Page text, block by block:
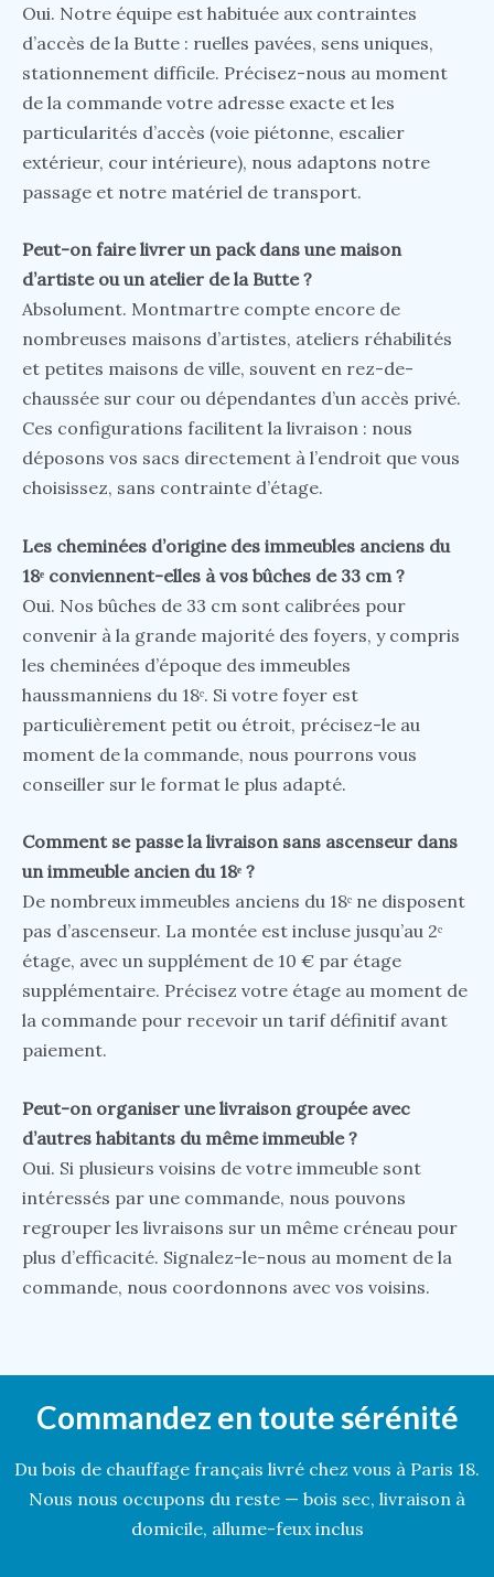
Oui. Notre équipe est habituée aux contraintes
d’accès de la Butte : ruelles pavées, sens uniques,
stationnement difficile. Précisez-nous au moment
de la commande votre adresse exacte et les
particularités d’accès (voie piétonne, escalier
extérieur, cour intérieure), nous adaptons notre
passage et notre matériel de transport.
Peut-on faire livrer un pack dans une maison
d’artiste ou un atelier de la Butte ?
Absolument. Montmartre compte encore de
nombreuses maisons d’artistes, ateliers réhabilités
et petites maisons de ville, souvent en rez-de-
chaussée sur cour ou dépendantes d’un accès privé.
Ces configurations facilitent la livraison : nous
déposons vos sacs directement à l’endroit que vous
choisissez, sans contrainte d’étage.
Les cheminées d’origine des immeubles anciens du
18ᵉ conviennent-elles à vos bûches de 33 cm ?
Oui. Nos bûches de 33 cm sont calibrées pour
convenir à la grande majorité des foyers, y compris
les cheminées d’époque des immeubles
haussmanniens du 18ᵉ. Si votre foyer est
particulièrement petit ou étroit, précisez-le au
moment de la commande, nous pourrons vous
conseiller sur le format le plus adapté.
Comment se passe la livraison sans ascenseur dans
un immeuble ancien du 18ᵉ ?
De nombreux immeubles anciens du 18ᵉ ne disposent
pas d’ascenseur. La montée est incluse jusqu’au 2ᵉ
étage, avec un supplément de 10 € par étage
supplémentaire. Précisez votre étage au moment de
la commande pour recevoir un tarif définitif avant
paiement.
Peut-on organiser une livraison groupée avec
d’autres habitants du même immeuble ?
Oui. Si plusieurs voisins de votre immeuble sont
intéressés par une commande, nous pouvons
regrouper les livraisons sur un même créneau pour
plus d’efficacité. Signalez-le-nous au moment de la
commande, nous coordonnons avec vos voisins.
Commandez en toute sérénité
Du bois de chauffage français livré chez vous à Paris 18.
Nous nous occupons du reste — bois sec, livraison à
domicile, allume-feux inclus